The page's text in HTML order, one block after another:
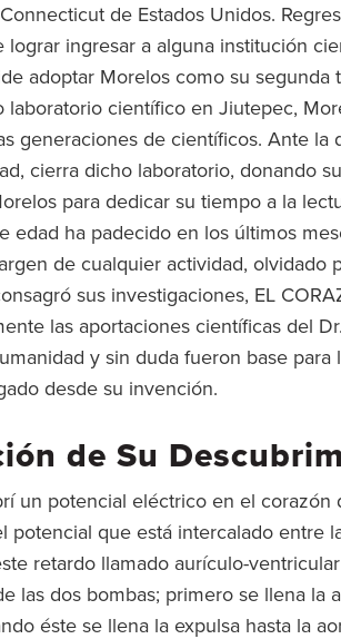
de Estados Unidos.
lograr ingresar a alguna institución
adoptar Morelos como su
laboratorio científico en Jiutepec,
generaciones de científicos. Ante la
cierra dicho laboratorio, donando
para dedicar su tiempo a la
edad ha padecido en los últimos
de cualquier actividad, olvidado
sus investigaciones, EL
las aportaciones científicas del
y sin duda fueron base
desde su invención.
de Su
un potencial eléctrico en el
potencial que está intercalado entre
retardo llamado aurículo-
las dos bombas; primero se llena la
éste se llena la expulsa hasta la